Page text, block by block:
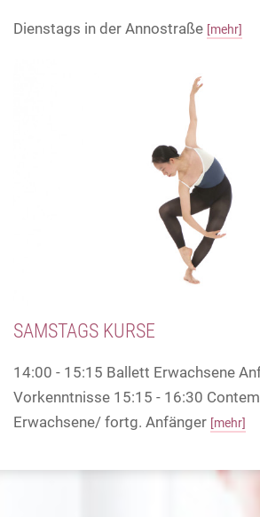
Dienstags in der Annostraße [mehr]
SAMSTAGS KURSE
14:00 - 15:15 Ballett Erwachsene
Vorkenntnisse 15:15 - 16:30
Erwachsene/ fortg. Anfänger [mehr]